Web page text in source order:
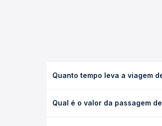
Quanto tempo leva a viagem
executivo ou leito) e as
Qual é o valor da passagem